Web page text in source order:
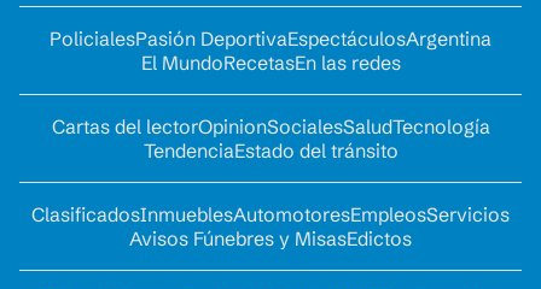
PolicialesPasión DeportivaEspectáculosArgentina
El MundoRecetasEn las redes
Cartas del lectorOpinionSocialesSaludTecnología
TendenciaEstado del tránsito
ClasificadosInmueblesAutomotoresEmpleosServicios
Avisos Fúnebres y MisasEdictos